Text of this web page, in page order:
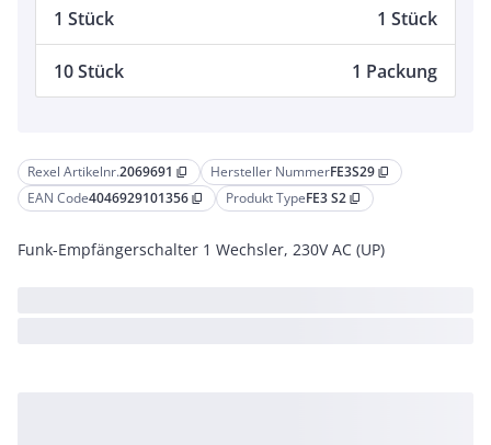
Rexel Artikelnr.2069691 content_copy Hersteller NummerFE3S29 content_copy
EAN Code4046929101356 content_copy Produkt TypeFE3 S2 content_copy
Funk-Empfängerschalter 1 Wechsler, 230V AC (UP)
1 Stück 1 Stück
10 Stück 1 Packung